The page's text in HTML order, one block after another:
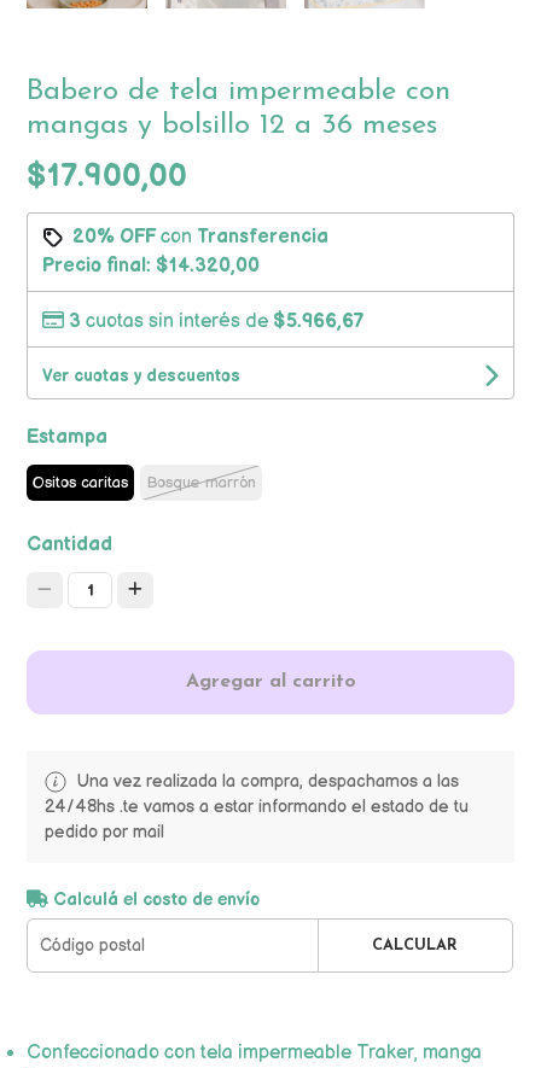
Babero de tela impermeable con
mangas y bolsillo 12 a 36 meses
$17.900,00
20% OFFcon Transferencia
Precio final: $14.320,00
3 cuotas sin interés de $5.966,67
Ver cuotas y descuentos
Estampa
Ositos caritas Bosque marrón
Cantidad
1
Agregar al carrito
Una vez realizada la compra, despachamos a las
24/48hs .te vamos a estar informando el estado de tu
pedido por mail
Calculá el costo de envío
CALCULAR
Confeccionado con tela impermeable Traker, manga